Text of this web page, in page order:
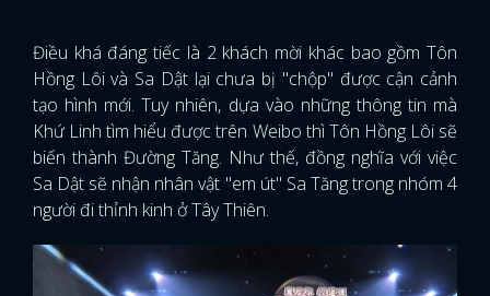
Điều khá đáng tiếc là 2 khách mời khác bao gồm Tôn
Hồng Lôi và Sa Dật lại chưa bị "chộp" được cận cảnh
tạo hình mới. Tuy nhiên, dựa vào những thông tin mà
Khứ Linh tìm hiểu được trên Weibo thì Tôn Hồng Lôi sẽ
biến thành Đường Tăng. Như thế, đồng nghĩa với việc
Sa Dật sẽ nhận nhân vật "em út" Sa Tăng trong nhóm 4
người đi thỉnh kinh ở Tây Thiên.